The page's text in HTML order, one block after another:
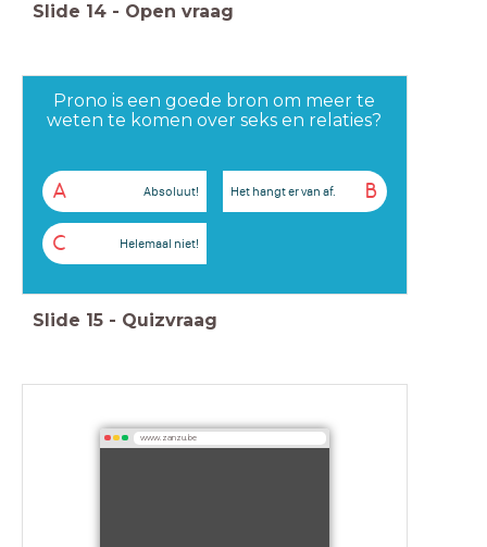
Slide 14 - Open vraag
Prono is een goede bron om meer te
weten te komen over seks en relaties?
A Absoluut! B
Het hangt er van af.
C Helemaal niet!
Slide 15 - Quizvraag
www.zanzu.be